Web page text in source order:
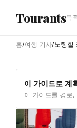
Tourants목
홈/여행 기사/노팅힐
이 가이드로 계
이 가이드를 경로,